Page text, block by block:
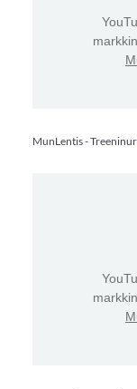
MunLentis -